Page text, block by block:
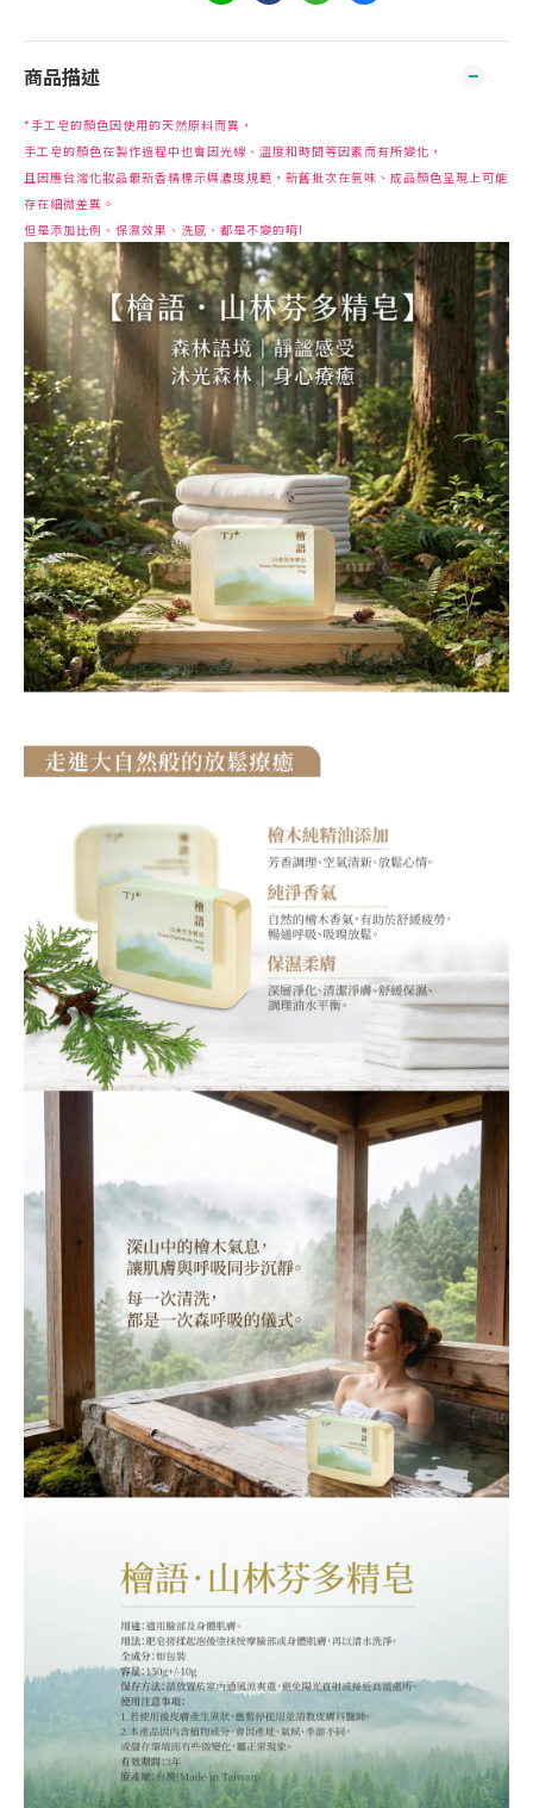
商品描述
*手工皂的顏色因使用的天然原料而異，
手工皂的顏色在製作過程中也會因光線、溫度和時間等因素而有所變化，
且因應台灣化妝品最新香精標示與濃度規範，新舊批次在氣味、成品顏色呈現上可能
存在細微差異。
但是添加比例、保濕效果、洗感、都是不變的唷!